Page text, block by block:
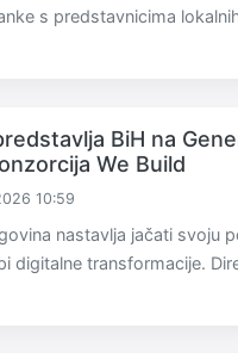
s predstavnicima
BiH na
We Build
10:59
nastavlja jačati svoju
digitalne transformacije.